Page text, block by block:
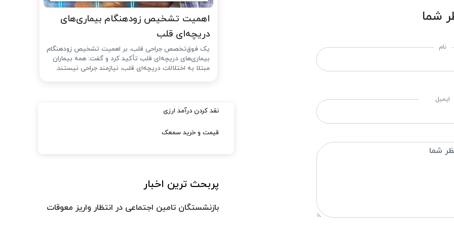
شما
نام
ایمیل
اهمیت تشخیص زودهنگام بیماری‌های
دریچه‌ای قلب
یک فوق‌تخصص جراحی قلب، بر اهمیت تشخیص زودهنگام
بیماری‌های دریچه‌ای قلب تأکید کرد و گفت: همه بیماران
مبتلا به اختلالات دریچه‌ای قلب، نیازمند جراحی نیستند.
نقد کردن درآمد ارزی
قیمت و خرید سمعک
پربحث ترین اخبار
بازنشستگان تامین اجتماعی در انتظار واریز معوقات